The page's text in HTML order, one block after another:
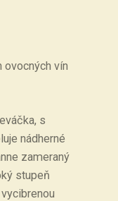
ovocných vín
s
nádherné
zameraný
stupeň